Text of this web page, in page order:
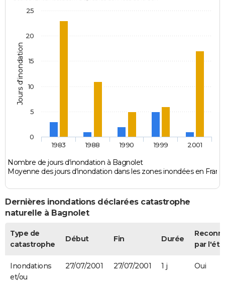
Jours d'inondation
Nombre de jours d'inondation à Bagnolet
Moyenne des jours d'inondation dans les zones inondées en
1983 1988 1990 1999 2001
0
5
10
15
20
25
Dernières inondations déclarées catastrophe
naturelle à Bagnolet
Type de
catastrophe
Début Fin Durée
par
Inondations
et/ou
27/07/2001 27/07/2001 1 j Oui